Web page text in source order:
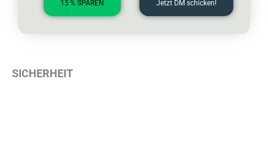
15 % SPAREN Jetzt DM schicken!
SICHERHEIT